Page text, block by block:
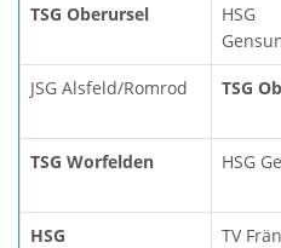
TSG Oberursel
HSG
JSG Alsfeld/Romrod TSG
TSG Worfelden HSG
HSG
TV